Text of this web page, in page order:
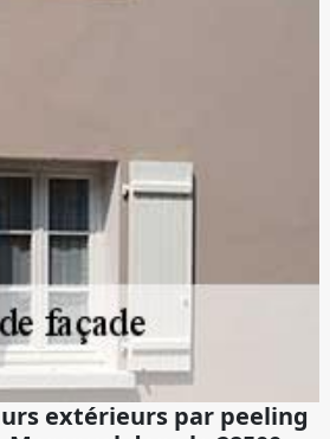
extérieurs par peeling